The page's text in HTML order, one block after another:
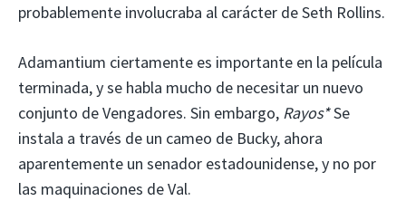
probablemente involucraba al carácter de Seth Rollins.
Adamantium ciertamente es importante en la película
terminada, y se habla mucho de necesitar un nuevo
conjunto de Vengadores. Sin embargo, Rayos*Se
instala a través de un cameo de Bucky, ahora
aparentemente un senador estadounidense, y no por
las maquinaciones de Val.